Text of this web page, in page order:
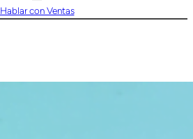
Hablar con Ventas